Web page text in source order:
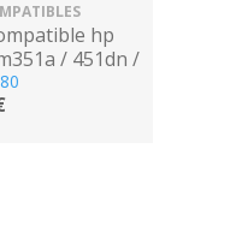
hp
/ 451dn /
amarillo 2.600